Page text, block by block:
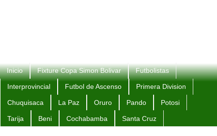
Inicio Fixture Copa Simon Bolivar Futbolistas
Interprovincial Futbol de Ascenso Primera Division
Chuquisaca La Paz Oruro Pando Potosi
Tarija Beni Cochabamba Santa Cruz